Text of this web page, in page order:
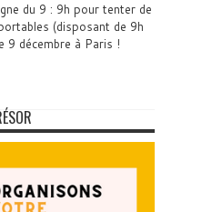
du 9 : 9h pour tenter de
(disposant de 9h
9 décembre à Paris !